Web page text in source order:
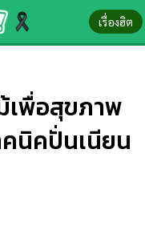
เรื่องฮิต
พื่อสุขภาพ
นิคปั่นเนียน